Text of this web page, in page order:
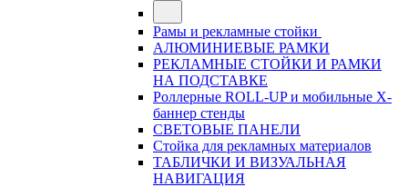
Рамы и рекламные стойки
АЛЮМИНИЕВЫЕ РАМКИ
РЕКЛАМНЫЕ СТОЙКИ И РАМКИ
НА ПОДСТАВКЕ
Роллерные ROLL-UP и мобильные X-
баннер стенды
СВЕТОВЫЕ ПАНЕЛИ
Стойка для рекламных материалов
ТАБЛИЧКИ И ВИЗУАЛЬНАЯ
НАВИГАЦИЯ